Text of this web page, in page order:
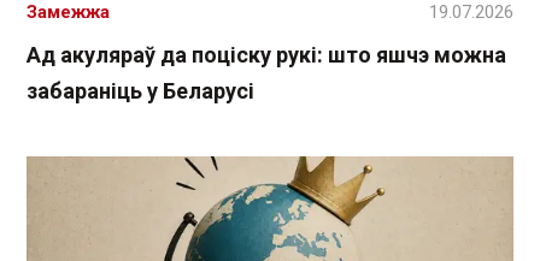
Ад акуляраў да поціску рукі: што яшчэ можна
забараніць у Беларусі
Замежжа 19.07.2026